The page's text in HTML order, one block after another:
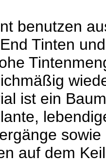
benutzen
Tinten
ist ein
auf dem